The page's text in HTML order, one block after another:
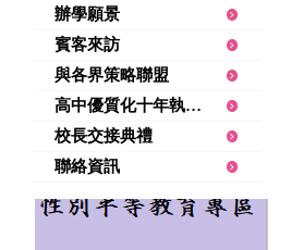
辦學願景
賓客來訪
與各界策略聯盟
高中優質化十年執行績優
校長交接典禮
聯絡資訊